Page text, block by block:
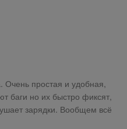
простая и удобная,
баги но их быстро фиксят,
зарядки. Вообщем всё